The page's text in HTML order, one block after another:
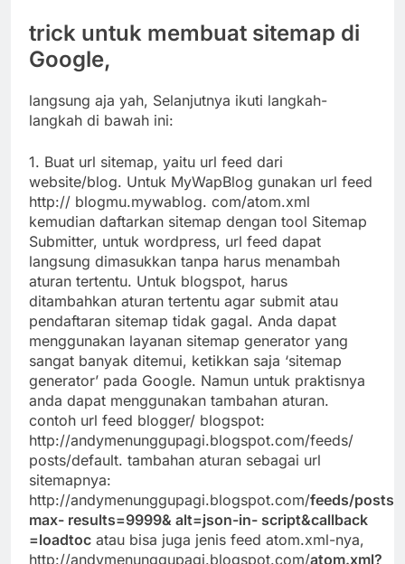
trick untuk membuat sitemap di
Google,
langsung aja yah, Selanjutnya ikuti langkah-
langkah di bawah ini:
1. Buat url sitemap, yaitu url feed dari
website/blog. Untuk MyWapBlog gunakan url feed
http:// blogmu.mywablog. com/atom.xml
kemudian daftarkan sitemap dengan tool Sitemap
Submitter, untuk wordpress, url feed dapat
langsung dimasukkan tanpa harus menambah
aturan tertentu. Untuk blogspot, harus
ditambahkan aturan tertentu agar submit atau
pendaftaran sitemap tidak gagal. Anda dapat
menggunakan layanan sitemap generator yang
sangat banyak ditemui, ketikkan saja ‘sitemap
generator’ pada Google. Namun untuk praktisnya
anda dapat menggunakan tambahan aturan.
contoh url feed blogger/ blogspot:
http://andymenunggupagi.blogspot.com/feeds/
posts/default. tambahan aturan sebagai url
sitemapnya:
http://andymenunggupagi.blogspot.com/feeds/posts/
max- results=9999& alt=json-in- script&callback
=loadtoc atau bisa juga jenis feed atom.xml-nya,
http://andymenunggupagi.blogspot.com/atom.xml?